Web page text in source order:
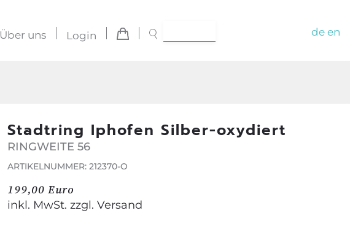
Über uns Login de en
Stadtring Iphofen Silber-oxydiert
RINGWEITE 56
ARTIKELNUMMER: 212370-O
199,00 Euro
inkl. MwSt. zzgl. Versand